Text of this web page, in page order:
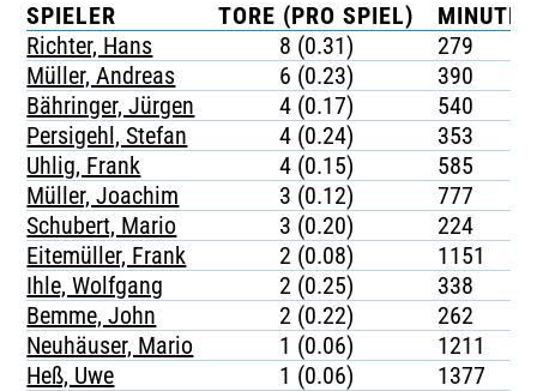
SPIELER TORE (PRO SPIEL)
Richter, Hans
8 (0.31)
279
Müller, Andreas
6 (0.23)
390
Bähringer, Jürgen
4 (0.17)
540
Persigehl, Stefan
4 (0.24)
353
Uhlig, Frank
4 (0.15)
585
Müller, Joachim
3 (0.12)
777
Schubert, Mario
3 (0.20)
224
Eitemüller, Frank
2 (0.08)
1151
Ihle, Wolfgang
2 (0.25)
338
Bemme, John
2 (0.22)
262
Neuhäuser, Mario
1 (0.06)
1211
Heß, Uwe
1 (0.06) 1377